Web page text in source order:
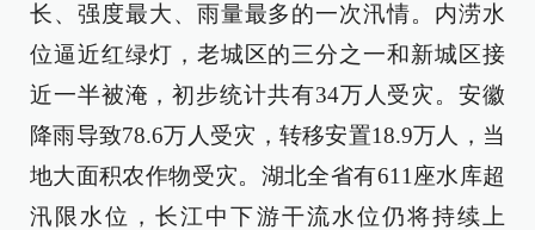
长、强度最大、雨量最多的一次汛情。内涝水
位逼近红绿灯，老城区的三分之一和新城区接
近一半被淹，初步统计共有34万人受灾。安徽
降雨导致78.6万人受灾，转移安置18.9万人，当
地大面积农作物受灾。湖北全省有611座水库超
汛限水位，长江中下游干流水位仍将持续上